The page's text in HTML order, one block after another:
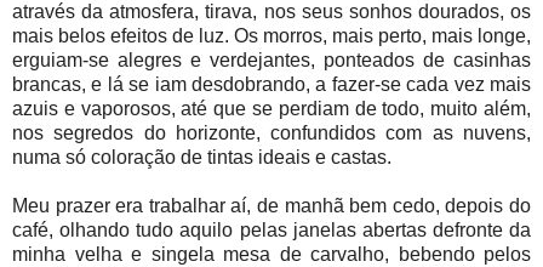
através da atmosfera, tirava, nos seus sonhos dourados, os
mais belos efeitos de luz. Os morros, mais perto, mais longe,
erguiam-se alegres e verdejantes, ponteados de casinhas
brancas, e lá se iam desdobrando, a fazer-se cada vez mais
azuis e vaporosos, até que se perdiam de todo, muito além,
nos segredos do horizonte, confundidos com as nuvens,
numa só coloração de tintas ideais e castas.
Meu prazer era trabalhar aí, de manhã bem cedo, depois do
café, olhando tudo aquilo pelas janelas abertas defronte da
minha velha e singela mesa de carvalho, bebendo pelos